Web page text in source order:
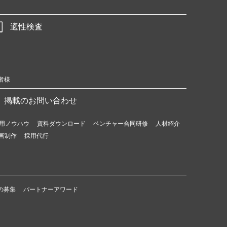
適性検査
様
掲載のお問い合わせ
ノウハウ 資料ダウンロード ベンチャー合同研修
人材紹介
制作
採用代行
募集 パートナーアワード